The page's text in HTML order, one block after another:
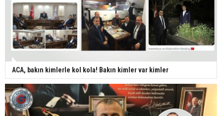
ACA, bakın kimlerle kol kola! Bakın kimler var kimler